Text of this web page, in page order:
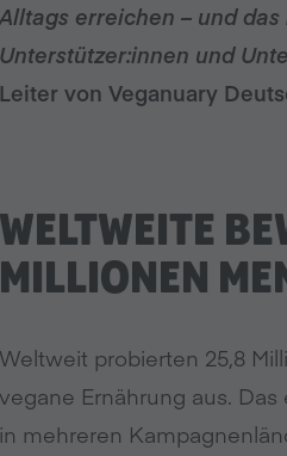
Alltags erreichen – und
Unterstützer:innen und
Leiter von Veganuary
WELTWEITE
MILLIONEN
Weltweit probierten 25,8
vegane Ernährung aus.
in mehreren